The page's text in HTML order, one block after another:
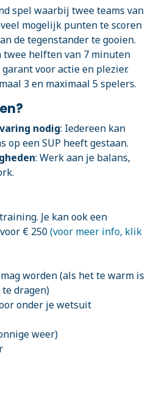
spel waarbij twee teams van
mogelijk punten te scoren
de tegenstander te gooien.
twee helften van 7 minuten
voor actie en plezier.
3 en maximaal 5 spelers.
nodig: Iedereen kan
op een SUP heeft gestaan.
: Werk aan je balans,
Je kan ook een
€ 250(voor meer info, klik
worden (als het te warm is
dragen)
onder je wetsuit
weer)